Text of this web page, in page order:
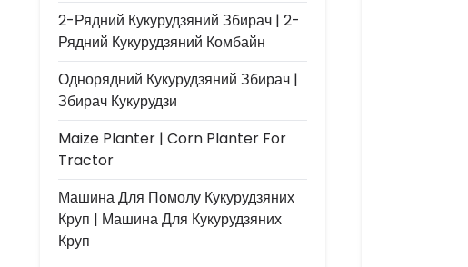
2-Рядний Кукурудзяний Збирач | 2-
Рядний Кукурудзяний Комбайн
Однорядний Кукурудзяний Збирач |
Збирач Кукурудзи
Maize Planter | Corn Planter For
Tractor
Машина Для Помолу Кукурудзяних
Круп | Машина Для Кукурудзяних
Круп